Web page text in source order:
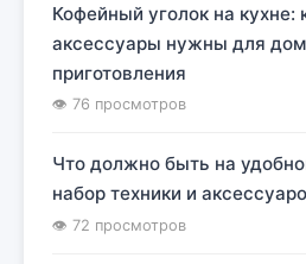
Кофейный уголок на кухне:
аксессуары нужны для
приготовления
👁 76 просмотров
Что должно быть на
набор техники и
👁 72 просмотров